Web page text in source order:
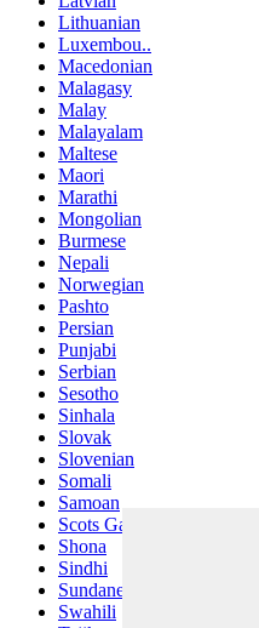
Lithuanian
Luxembou..
Macedonian
Malagasy
Malay
Malayalam
Maltese
Maori
Marathi
Mongolian
Burmese
Nepali
Norwegian
Pashto
Persian
Punjabi
Serbian
Sesotho
Sinhala
Slovak
Slovenian
Somali
Samoan
Scots Gaelic
Shona
Sindhi
Sundanese
Swahili